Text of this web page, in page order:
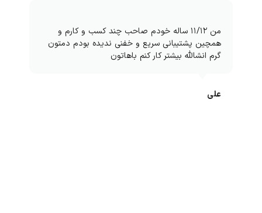
من ۱۱/۱۲ ساله خودم صاحب چند کسب و کارم و
همچین پشتیبانی سریع و خفنی ندیده بودم دمتون
گرم انشالله بیشتر کار کنم باهاتون
علی